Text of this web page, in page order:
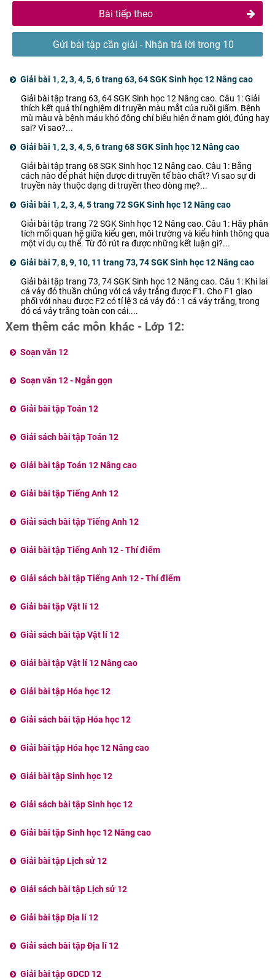
Bài tiếp theo
Gửi bài tập cần giải - Nhận trả lời trong 10
Giải bài 1, 2, 3, 4, 5, 6 trang 63, 64 SGK Sinh học 12 Nâng cao
Giải bài tập trang 63, 64 SGK Sinh học 12 Nâng cao. Câu 1: Giải
thích kết quả thí nghiệm di truyền màu mắt của ruồi giấm. Bệnh
mù màu và bệnh máu khó đông chỉ biểu hiện ở nam giới, đúng hay
sai? Vì sao?...
Giải bài 1, 2, 3, 4, 5, 6 trang 68 SGK Sinh học 12 Nâng cao
Giải bài tập trang 68 SGK Sinh học 12 Nâng cao. Câu 1: Bằng
cách nào để phát hiện được di truyền tế bào chất? Vì sao sự di
truyền này thuộc dạng di truyền theo dòng mẹ?...
Giải bài 1, 2, 3, 4, 5 trang 72 SGK Sinh học 12 Nâng cao
Giải bài tập trang 72 SGK Sinh học 12 Nâng cao. Câu 1: Hãy phân
tích mối quan hệ giữa kiểu gen, môi trường và kiểu hình thông qua
một ví dụ cụ thể. Từ đó rút ra được những kết luận gì?...
Giải bài 7, 8, 9, 10, 11 trang 73, 74 SGK Sinh học 12 Nâng cao
Giải bài tập trang 73, 74 SGK Sinh học 12 Nâng cao. Câu 1: Khi lai
cá vảy đỏ thuần chủng với cá vảy trắng được F1. Cho F1 giao
phối với nhau được F2 có tỉ lệ 3 cá vảy đỏ : 1 cá vảy trắng, trong
đó cá vảy trắng toàn con cái....
Xem thêm các môn khác - Lớp 12:
Soạn văn 12
Soạn văn 12 - Ngắn gọn
Giải bài tập Toán 12
Giải sách bài tập Toán 12
Giải bài tập Toán 12 Nâng cao
Giải bài tập Tiếng Anh 12
Giải sách bài tập Tiếng Anh 12
Giải bài tập Tiếng Anh 12 - Thí điểm
Giải sách bài tập Tiếng Anh 12 - Thí điểm
Giải bài tập Vật lí 12
Giải sách bài tập Vật lí 12
Giải bài tập Vật lí 12 Nâng cao
Giải bài tập Hóa học 12
Giải sách bài tập Hóa học 12
Giải bài tập Hóa học 12 Nâng cao
Giải bài tập Sinh học 12
Giải sách bài tập Sinh học 12
Giải bài tập Sinh học 12 Nâng cao
Giải bài tập Lịch sử 12
Giải sách bài tập Lịch sử 12
Giải bài tập Địa lí 12
Giải sách bài tập Địa lí 12
Giải bài tập GDCD 12